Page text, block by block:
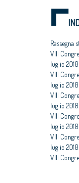
Rassegna
VIII
luglio 2018
VIII
luglio 2018
VIII
luglio 2018
VIII
luglio 2018
VIII
luglio 2018
VIII